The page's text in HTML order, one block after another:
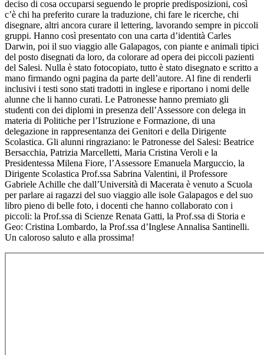
deciso di cosa occuparsi seguendo le proprie predisposizioni, così
c’è chi ha preferito curare la traduzione, chi fare le ricerche, chi
disegnare, altri ancora curare il lettering, lavorando sempre in piccoli
gruppi. Hanno così presentato con una carta d’identità Carles
Darwin, poi il suo viaggio alle Galapagos, con piante e animali tipici
del posto disegnati da loro, da colorare ad opera dei piccoli pazienti
del Salesi. Nulla è stato fotocopiato, tutto è stato disegnato e scritto a
mano firmando ogni pagina da parte dell’autore. Al fine di renderli
inclusivi i testi sono stati tradotti in inglese e riportano i nomi delle
alunne che li hanno curati. Le Patronesse hanno premiato gli
studenti con dei diplomi in presenza dell’Assessore con delega in
materia di Politiche per l’Istruzione e Formazione, di una
delegazione in rappresentanza dei Genitori e della Dirigente
Scolastica. Gli alunni ringraziano: le Patronesse del Salesi: Beatrice
Bersacchia, Patrizia Marcelletti, Maria Cristina Veroli e la
Presidentessa Milena Fiore, l’Assessore Emanuela Marguccio, la
Dirigente Scolastica Prof.ssa Sabrina Valentini, il Professore
Gabriele Achille che dall’Università di Macerata è venuto a Scuola
per parlare ai ragazzi del suo viaggio alle isole Galapagos e del suo
libro pieno di belle foto, i docenti che hanno collaborato con i
piccoli: la Prof.ssa di Scienze Renata Gatti, la Prof.ssa di Storia e
Geo: Cristina Lombardo, la Prof.ssa d’Inglese Annalisa Santinelli.
Un caloroso saluto e alla prossima!